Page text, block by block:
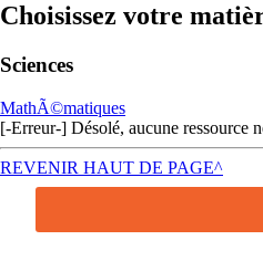
Choisissez votre
Sciences
MathÃ©matiques
[-Erreur-] Désolé, aucune ressource
REVENIR HAUT DE PAGE^